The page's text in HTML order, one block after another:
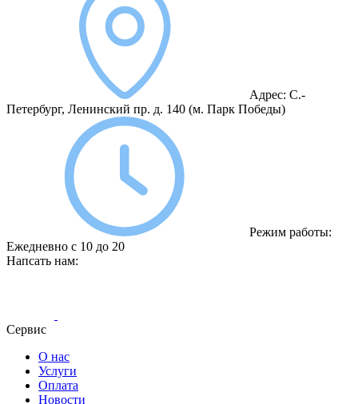
Адрес: С.-
Петербург, Ленинский пр. д. 140 (м. Парк Победы)
Режим работы:
Ежедневно с 10 до 20
Напсать нам:
Сервис
О нас
Услуги
Оплата
Новости